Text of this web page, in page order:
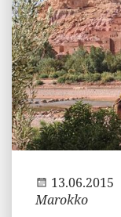
13.06.2015
Marokko